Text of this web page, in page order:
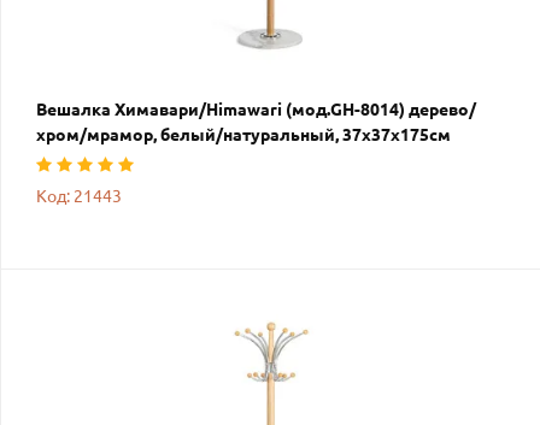
Вешалка Химавари/Himawari (мод.GH-8014) дерево/
хром/мрамор, белый/натуральный, 37х37х175см
Код: 21443